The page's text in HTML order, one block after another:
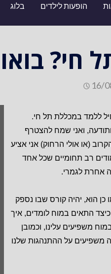
הופעות לילדים בלוג
חי?
16/
ללמד במכללת תל חי.
ואני שמח להצטרף
(או אולי הרחוק) אני אציע
רב תחומיים שכל אחד
אחרת לגמרי.
הוא, יהיה קורס שבו נספק
התאים במוח לומדים, איך
משפיעים עלינו, וכמובן
משפיעים על ההתנהגות שלנו